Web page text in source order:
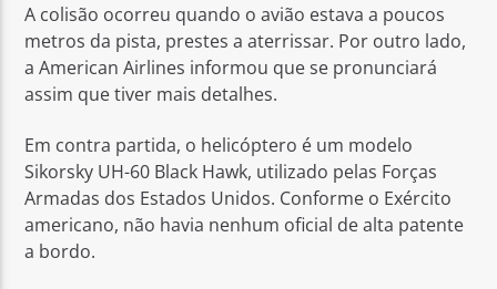
A colisão ocorreu quando o avião estava a poucos
metros da pista, prestes a aterrissar. Por outro lado,
a American Airlines informou que se pronunciará
assim que tiver mais detalhes.
Em contra partida, o helicóptero é um modelo
Sikorsky UH-60 Black Hawk, utilizado pelas Forças
Armadas dos Estados Unidos. Conforme o Exército
americano, não havia nenhum oficial de alta patente
a bordo.